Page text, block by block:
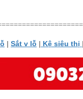
| Sắt v lỗ | Kệ siêu thị |